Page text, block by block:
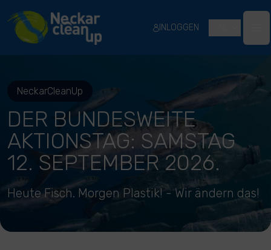
River Cleanup
INLOGGEN
NeckarCleanUp
DER BUNDESWEITE
AKTIONSTAG: SAMSTAG
12. SEPTEMBER 2026.
Heute Fisch. Morgen Plastik! - Wir ändern das!